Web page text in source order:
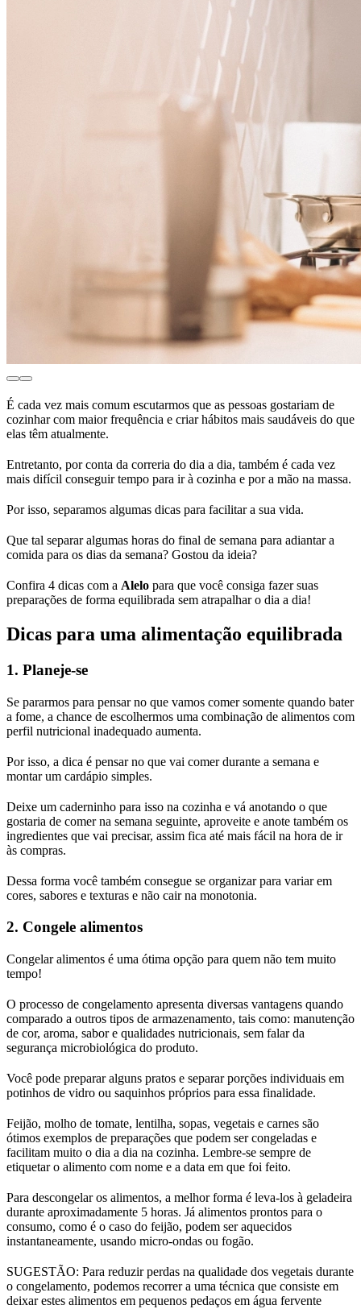
É cada vez mais comum escutarmos que as pessoas gostariam de
cozinhar com maior frequência e criar hábitos mais saudáveis do que
elas têm atualmente.
Entretanto, por conta da correria do dia a dia, também é cada vez
mais difícil conseguir tempo para ir à cozinha e por a mão na massa.
Por isso, separamos algumas dicas para facilitar a sua vida.
Que tal separar algumas horas do final de semana para adiantar a
comida para os dias da semana? Gostou da ideia?
Confira 4 dicas com a Alelo para que você consiga fazer suas
preparações de forma equilibrada sem atrapalhar o dia a dia!
Dicas para uma alimentação equilibrada
1. Planeje-se
Se pararmos para pensar no que vamos comer somente quando bater
a fome, a chance de escolhermos uma combinação de alimentos com
perfil nutricional inadequado aumenta.
Por isso, a dica é pensar no que vai comer durante a semana e
montar um cardápio simples.
Deixe um caderninho para isso na cozinha e vá anotando o que
gostaria de comer na semana seguinte, aproveite e anote também os
ingredientes que vai precisar, assim fica até mais fácil na hora de ir
às compras.
Dessa forma você também consegue se organizar para variar em
cores, sabores e texturas e não cair na monotonia.
2. Congele alimentos
Congelar alimentos é uma ótima opção para quem não tem muito
tempo!
O processo de congelamento apresenta diversas vantagens quando
comparado a outros tipos de armazenamento, tais como: manutenção
de cor, aroma, sabor e qualidades nutricionais, sem falar da
segurança microbiológica do produto.
Você pode preparar alguns pratos e separar porções individuais em
potinhos de vidro ou saquinhos próprios para essa finalidade.
Feijão, molho de tomate, lentilha, sopas, vegetais e carnes são
ótimos exemplos de preparações que podem ser congeladas e
facilitam muito o dia a dia na cozinha. Lembre-se sempre de
etiquetar o alimento com nome e a data em que foi feito.
Para descongelar os alimentos, a melhor forma é leva-los à geladeira
durante aproximadamente 5 horas. Já alimentos prontos para o
consumo, como é o caso do feijão, podem ser aquecidos
instantaneamente, usando micro-ondas ou fogão.
SUGESTÃO: Para reduzir perdas na qualidade dos vegetais durante
o congelamento, podemos recorrer a uma técnica que consiste em
deixar estes alimentos em pequenos pedaços em água fervente